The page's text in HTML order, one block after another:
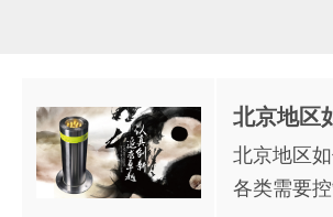
北京地区
北京地区
各类需要